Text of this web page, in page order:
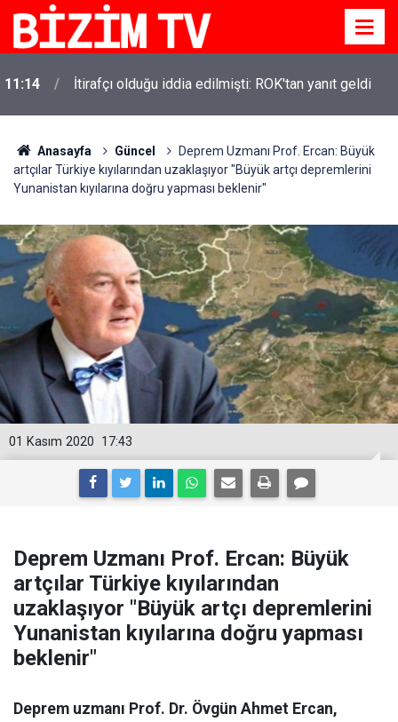
11:14 İtirafçı olduğu iddia edilmişti: ROK'tan yanıt geldi
11:10 Yusuf Tekin açıkladı: YKS değişecek mi?
Anasayfa Güncel
Deprem Uzmanı Prof. Ercan: Büyük
artçılar Türkiye kıyılarından uzaklaşıyor "Büyük artçı depremlerini
Yunanistan kıyılarına doğru yapması beklenir"
17:43
01 Kasım 2020
Deprem Uzmanı Prof. Ercan: Büyük
artçılar Türkiye kıyılarından
uzaklaşıyor "Büyük artçı depremlerini
Yunanistan kıyılarına doğru yapması
beklenir"
Deprem uzmanı Prof. Dr. Övgün Ahmet Ercan,